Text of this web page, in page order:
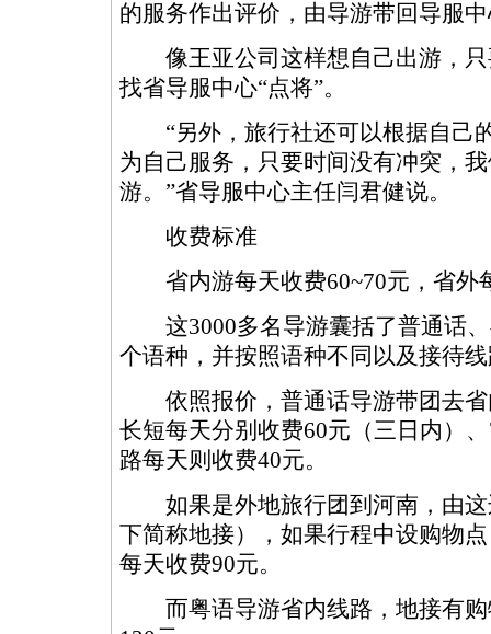
的服务作出评价，由导游带回导服
像王亚公司这样想自己出游，只
找省导服中心“点将”。
“另外，旅行社还可以根据自己
为自己服务，只要时间没有冲突，
游。”省导服中心主任闫君健说。
收费标准
省内游每天收费60~70元，省外
这3000多名导游囊括了普通话、
个语种，并按照语种不同以及接待
依照报价，普通话导游带团去省
长短每天分别收费60元（三日内）
路每天则收费40元。
如果是外地旅行团到河南，由这
下简称地接），如果行程中设购物
每天收费90元。
而粤语导游省内线路，地接有购